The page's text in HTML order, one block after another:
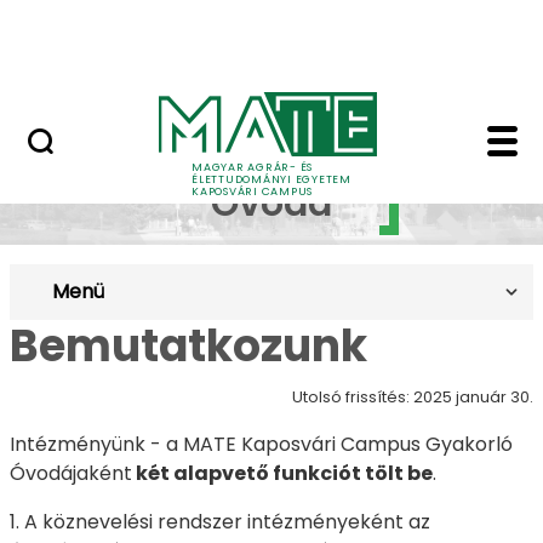
MAGYAR AGRÁR- ÉS
ÉLETTUDOMÁNYI EGYETEM
KAPOSVÁRI CAMPUS
Gyakorló Óvoda -
Gyakorló
Óvoda
Menü
Bemutatkozunk
Utolsó frissítés: 2025 január 30.
Intézményünk - a MATE Kaposvári Campus Gyakorló
Óvodájaként két alapvető funkciót tölt be.
1. A köznevelési rendszer intézményeként az